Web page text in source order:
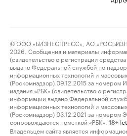
© ООО «БИЗНЕСПРЕСС», АО
2026. Сообщения и материалы
(свидетельство о регистрации
выдано Федеральной службой по
информационных технологий и
(Роскомнадзор) 09.12.2015 за
издания «РБК» (свидетельство о
информации выдано Федеральной
информационных технологий и
(Роскомнадзор) 03.12.2021 за
сопровождаются пометкой «РБК».
18+
Владельцем сайта является